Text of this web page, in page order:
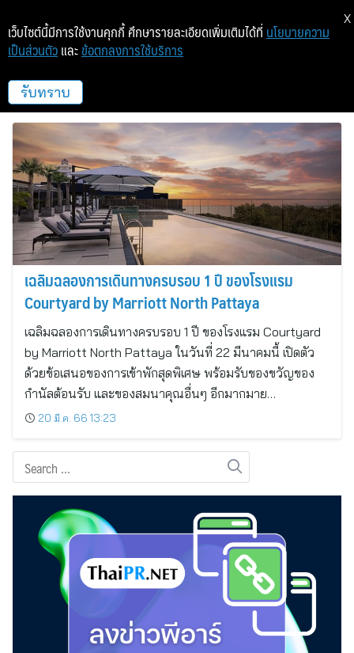
โรงแรมคอรท์ยาร์ด บาย แมริออท นอร์ท
พัทยา
เฉลิมฉลองการเดินทางครบรอบ 1 ปี ของโรงแรม
Courtyard by Marriott North Pattaya
เฉลิมฉลองการเดินทางครบรอบ 1 ปี ของโรงแรม Courtyard
by Marriott North Pattaya ในวันที่ 22 มีนาคมนี้ เปิดตัว
ด้วยข้อเสนอของการเข้าพักสุดพิเศษ พร้อมรับของขวัญของ
กำนัลต้อนรับ และของสมนาคุณอื่นๆ อีกมากมาย…
20 มี.ค. 66 13:23
เว็บไซต์นี้มีการใช้งานคุกกี้ ศึกษารายละเอียดเพิ่มเติมได้ที่ นโยบายความ
เป็นส่วนตัว และ ข้อตกลงการใช้บริการ
รับทราบ
X